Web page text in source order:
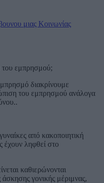
μιας Κοινωνίας
του εμπρησμού;
διακρίνουμε
του εμπρησμού ανάλογα
από κακοποιητική
έχουν ληφθεί στο
καθιερώνονται
άσκησης γονικής μέριμνας,